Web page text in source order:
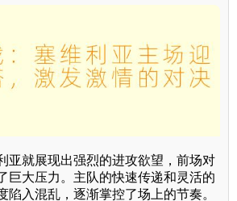
亚就展现出强烈的进攻欲望，前场对
巨大压力。主队的快速传递和灵活的
陷入混乱，逐渐掌控了场上的节奏。